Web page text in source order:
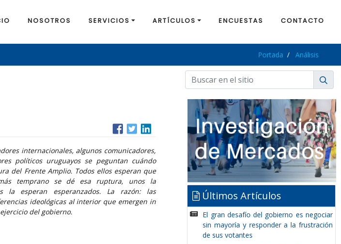
NOSOTROS SERVICIOS ARTÍCULOS ENCUESTAS CONTACTO
Portada Análisis
internacionales, algunos comunicadores,
políticos uruguayos se peguntan cuándo
del Frente Amplio. Todos ellos esperan que
temprano se dé esa ruptura, unos la
la esperan esperanzados. La razón: las
ideológicas al interior que emergen in
del gobierno.
Últimos Artículos
El gran desafío del gobierno es negociar
sin mayoría y responder a la frustración
de sus votantes